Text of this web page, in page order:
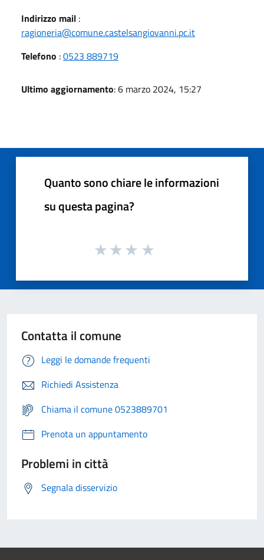
Indirizzo mail :
ragioneria@comune.castelsangiovanni.pc.it
Telefono :0523 889719
Ultimo aggiornamento: 6 marzo 2024, 15:27
Quanto sono chiare le informazioni
su questa pagina?
Contatta il comune
Leggi le domande frequenti
Richiedi Assistenza
Chiama il comune 0523889701
Prenota un appuntamento
Problemi in città
Segnala disservizio